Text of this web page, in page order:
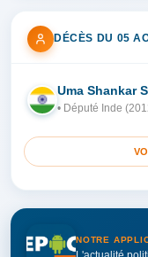
DÉCÈS DU 05
IN
Uma Shankar
• Député Inde
NOTRE